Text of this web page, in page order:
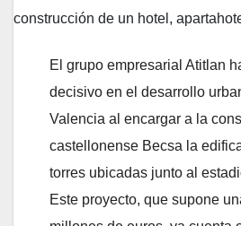
construcción de un hotel,
El grupo empresarial Atitlan
decisivo en el desarrollo
Valencia al encargar a la
castellonense Becsa la
torres ubicadas junto al
Este proyecto, que supone